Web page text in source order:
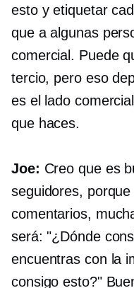
esto y etiquetar
que a algunas
comercial. Puede
tercio, pero eso
es el lado
que haces.
Joe: Creo que es
seguidores,
comentarios,
será: "¿Dónde
encuentras con la
consigo esto?"